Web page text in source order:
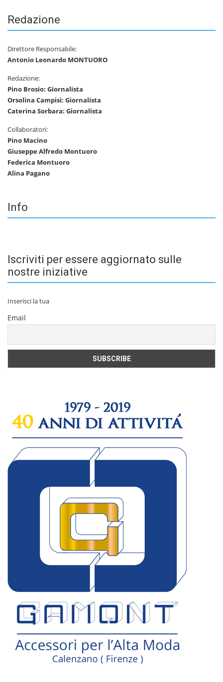
Redazione
Direttore Responsabile:
Antonio Leonardo MONTUORO
Redazione:
Pino Brosio: Giornalista
Orsolina Campisi: Giornalista
Caterina Sorbara: Giornalista
Collaboratori:
Pino Macino
Giuseppe Alfredo Montuoro
Federica Montuoro
Alina Pagano
Info
Iscriviti per essere aggiornato sulle
nostre iniziative
Inserisci la tua
Email